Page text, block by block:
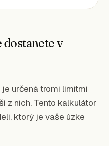
v
určená tromi limitmi
z nich. Tento kalkulátor
ktorý je vaše úzke